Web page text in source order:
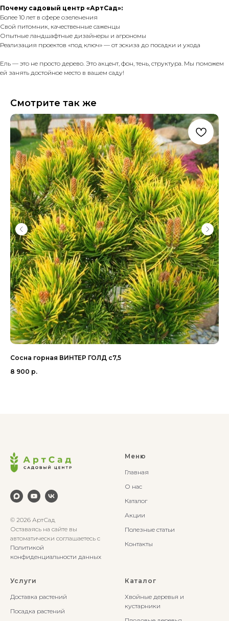
Почему садовый центр «АртСад»:
Более 10 лет в сфере озеленения
Свой питомник, качественные саженцы
Опытные ландшафтные дизайнеры и агрономы
Реализация проектов «под ключ» — от эскиза до посадки и ухода
Ель — это не просто дерево. Это акцент, фон, тень, структура. Мы поможем
ей занять достойное место в вашем саду!
Смотрите так же
Сосна горная ВИНТЕР ГОЛД с7,5
8 900 р.
© 2026 АртСад
Оставаясь на сайте вы
автоматически соглашаетесь с
Политикой
конфиденциальности данных
Меню
Главная
О нас
Каталог
Акции
Полезные статьи
Контакты
Услуги
Доставка растений
Посадка растений
Каталог
Хвойные деревья и
кустарники